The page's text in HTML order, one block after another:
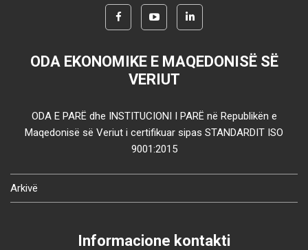
ODA EKONOMIKE E MAQEDONISË SË
VERIUT
ODA E PARË dhe INSTITUCIONI I PARË në Republikën e
Maqedonisë së Veriut i certifikuar sipas STANDARDIT ISO
9001:2015
Arkivë
Informacione kontakti